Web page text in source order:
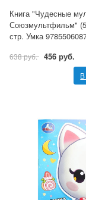
Книга "Чудесные
Союзмультфильм"
стр. Умка
638 руб. 456 руб.